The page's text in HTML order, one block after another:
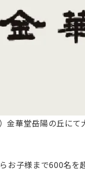
金華堂岳陽の丘にて
お子様まで600名を